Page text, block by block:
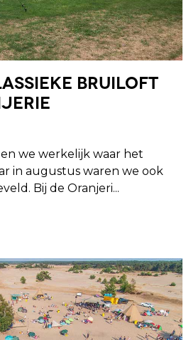
bruiloft
we werkelijk waar het
in augustus waren we ook
Bij de Oranjeri...